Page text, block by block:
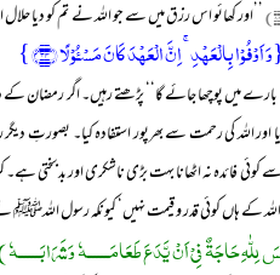
’’اور کھائو اس رزق میں سے جو اللہ نے تم کو دیا
اَوۡفُوۡا بِالۡعَہۡدِ ۚ اِنَّ الۡعَہۡدَ کَانَ مَسۡـُٔوۡلًا ﴿۳۴﴾ }
میں پوچھا جائے گا‘‘ پڑھتے رہیں۔ اگر رمضان کے
اللہ کی رحمت سے بھرپور استفادہ کیا۔ بصورتِ
سے کوئی فائدہ نہ اٹھانا بہت بڑی ناشکری اور
کے ہاں کوئی قدر و قیمت نہیں‘ کیونکہ رسول اللہﷺ
حَاجَۃٌ فِیْ اَنْ یَّدَعَ طَعَامَــــــہٗ